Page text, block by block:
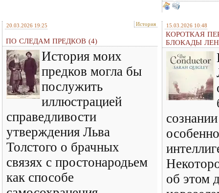
20.03.2026 19:25 История
ПО СЛЕДАМ ПРЕДКОВ (4)
История моих
предков могла бы
послужить
иллюстрацией
справедливости
утверждения Льва
Толстого о брачных
связях с простонародьем
как способе
15.03.2026 10:48
КОРОТКАЯ
БЛОКАДЫ
об этом